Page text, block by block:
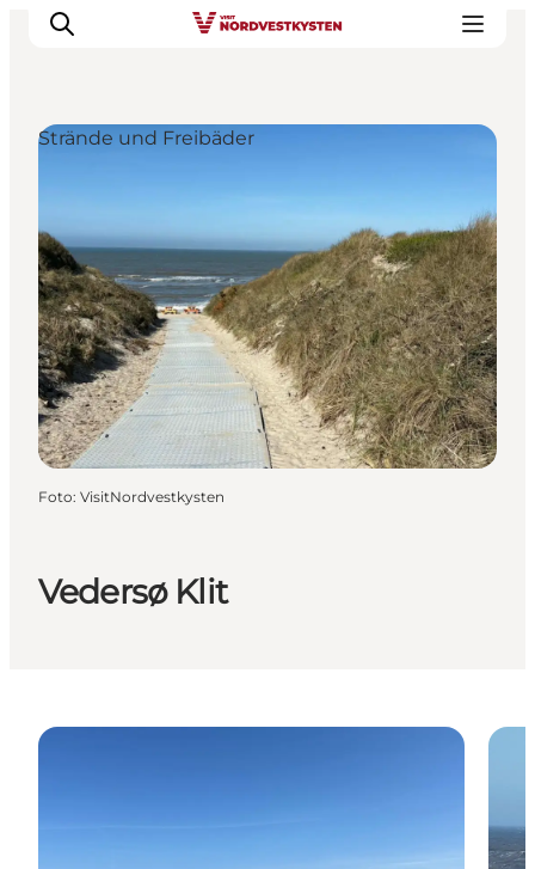
Inspiration
Events
Unterkunft
Mach deine Urlaubsplanung
Vedersø Klit
Strände und Freibäder
Foto: VisitNordvestkysten